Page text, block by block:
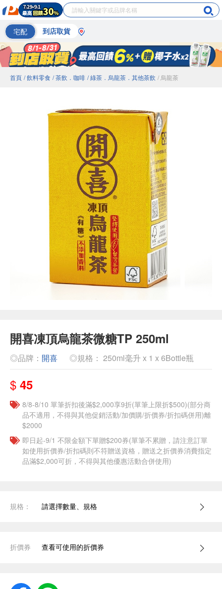
宅配 到店取貨
首頁 / 飲料零食 / 茶飲．咖啡 / 綠茶．烏龍茶．其他茶飲 / 烏龍茶
開喜凍頂烏龍茶微糖TP 250ml
◎品牌： 開喜 ◎規格： 250ml毫升 x 1 x 6Bottle瓶
$ 45
8/8-8/10 單筆折扣後滿$2,000享9折(單筆上限折$500)(部分商
品不適用，不得與其他促銷活動/加價購/折價券/折扣碼併用)離
$2000
即日起-9/1 不限金額下單贈$200券(單筆不累贈，請注意訂單
如使用折價券/折扣碼則不符贈送資格，贈送之折價券消費指定
品滿$2,000可折，不得與其他優惠活動合併使用)
規格： 請選擇數量、規格
折價券 查看可使用的折價券